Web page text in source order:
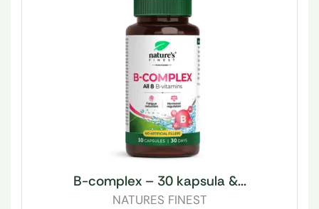
B-complex – 30 kapsula &...
NATURES FINEST